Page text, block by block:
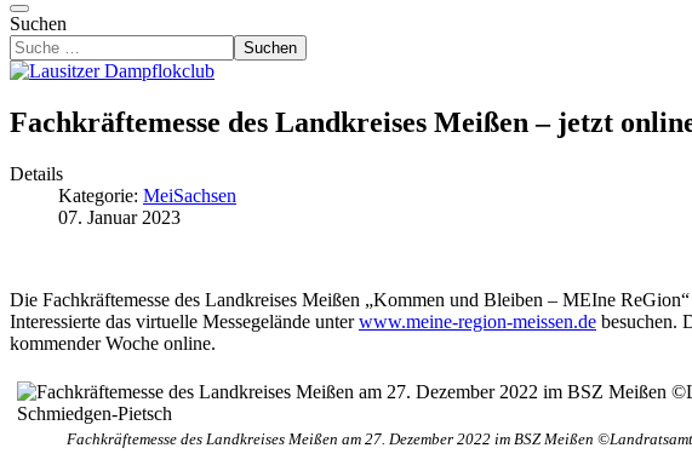
Suchen
Suchen
Fachkräftemesse des Landkreises Meißen – jetzt
Details
Kategorie: MeiSachsen
07. Januar 2023
Die Fachkräftemesse des Landkreises Meißen „Kommen und Bleiben – MEIne
Interessierte das virtuelle Messegelände unterwww.meine-region-meissen.de besuchen.
kommender Woche online.
Fachkräftemesse des Landkreises Meißen am 27. Dezember 2022 im BSZ Meißen